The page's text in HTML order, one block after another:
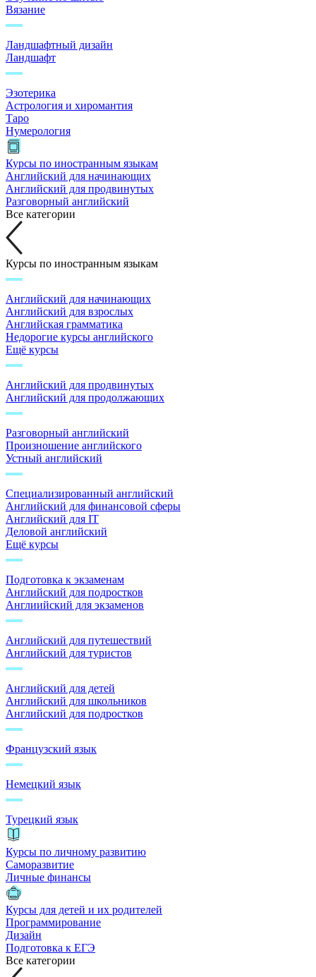
Вязание
Ландшафтный дизайн
Ландшафт
Эзотерика
Астрология и хиромантия
Таро
Нумерология
Курсы по иностранным языкам
Английский для начинающих
Английский для продвинутых
Разговорный английский
Все категории
Курсы по иностранным языкам
Английский для начинающих
Английский для взрослых
Английская грамматика
Недорогие курсы английского
Ещё курсы
Английский для продвинутых
Английский для продолжающих
Разговорный английский
Произношение английского
Устный английский
Специализированный английский
Английский для финансовой сферы
Английский для IT
Деловой английский
Ещё курсы
Подготовка к экзаменам
Английский для подростков
Англиийский для экзаменов
Английский для путешествий
Английский для туристов
Английский для детей
Английский для школьников
Английский для подростков
Французский язык
Немецкий язык
Турецкий язык
Курсы по личному развитию
Саморазвитие
Личные финансы
Курсы для детей и их родителей
Программирование
Дизайн
Подготовка к ЕГЭ
Все категории